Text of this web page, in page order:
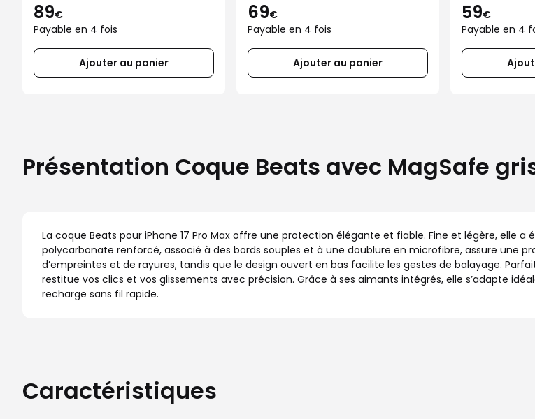
pour iPhone 17 Pro
Max
89€
Payable en 4 fois
Ajouter au panier
pour iPhone 17 Pro
Max
69€
Payable en 4 fois
Ajouter au panier
Max
59€
Payable en 4
Présentation Coque Beats avec MagSafe
La coque Beats pour iPhone 17 Pro Max offre une protection élégante et fiable. Fine et légère, elle
polycarbonate renforcé, associé à des bords souples et à une doublure en microfibre, assure une
d’empreintes et de rayures, tandis que le design ouvert en bas facilite les gestes de balayage.
restitue vos clics et vos glissements avec précision. Grâce à ses aimants intégrés, elle s’adapte
recharge sans fil rapide.
Caractéristiques